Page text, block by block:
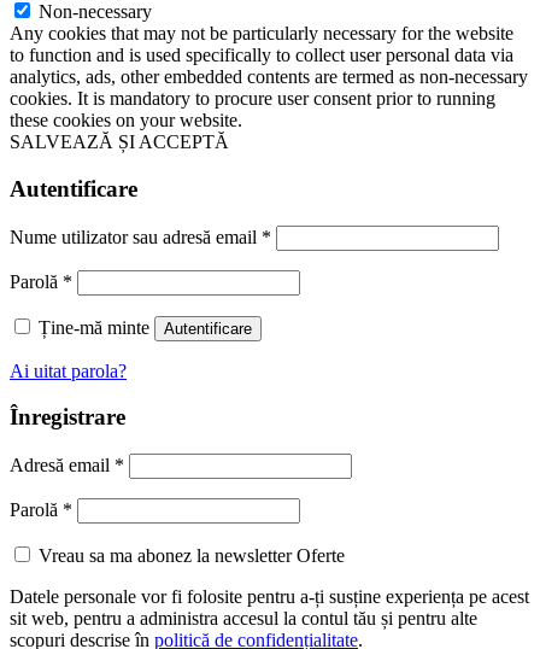
Non-necessary
Any cookies that may not be particularly necessary for the website
to function and is used specifically to collect user personal data via
analytics, ads, other embedded contents are termed as non-necessary
cookies. It is mandatory to procure user consent prior to running
these cookies on your website.
SALVEAZĂ ȘI ACCEPTĂ
Autentificare
Nume utilizator sau adresă email *
Parolă *
Ține-mă minte Autentificare
Ai uitat parola?
Înregistrare
Adresă email *
Parolă *
Vreau sa ma abonez la newsletter Oferte
Datele personale vor fi folosite pentru a-ți susține experiența pe acest
sit web, pentru a administra accesul la contul tău și pentru alte
scopuri descrise în politică de confidențialitate.